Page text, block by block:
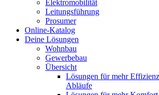
Elektromobilität
Leitungsführung
Prosumer
Online-Katalog
Deine Lösungen
Wohnbau
Gewerbebau
Übersicht
Lösungen für mehr
Abläufe